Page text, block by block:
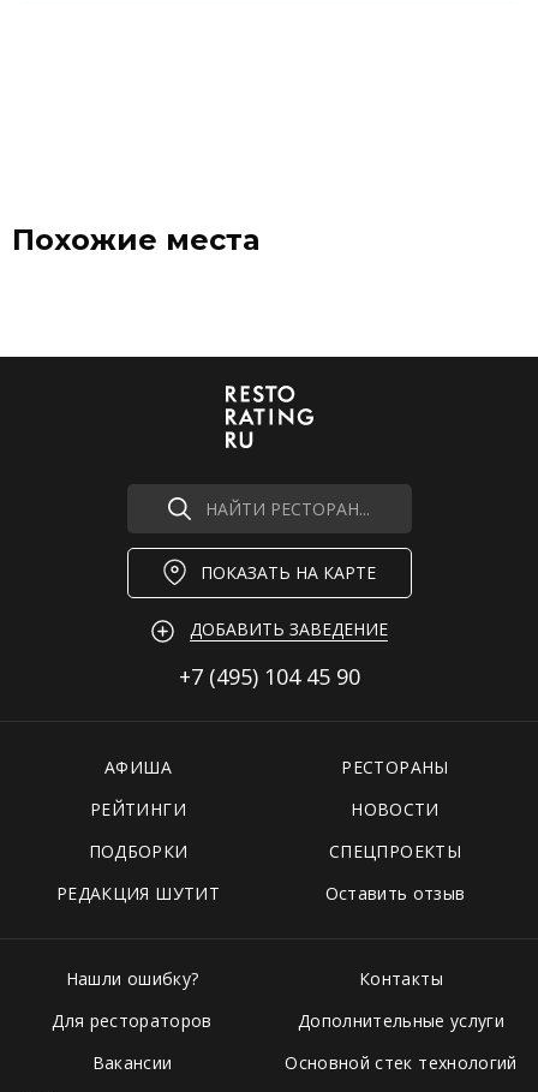
Похожие места
НАЙТИ РЕСТОРАН...
ПОКАЗАТЬ НА КАРТЕ
ДОБАВИТЬ ЗАВЕДЕНИЕ
+7 (495) 104 45 90
АФИША
РЕСТОРАНЫ
РЕЙТИНГИ
НОВОСТИ
ПОДБОРКИ
СПЕЦПРОЕКТЫ
РЕДАКЦИЯ ШУТИТ
Оставить отзыв
Нашли ошибку?
Для рестораторов
Вакансии
Контакты
Дополнительные услуги
Основной стек технологий